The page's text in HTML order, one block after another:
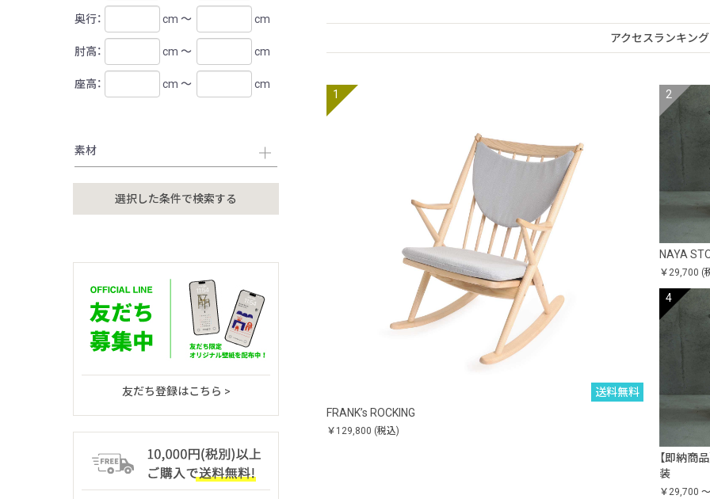
奥行： cm ～ cm
肘高： cm ～ cm
座高： cm ～ cm
素材
友だち登録はこちら >
アクセスランキング
送料無料
FRANK’s ROCKING
￥129,800 (税込)
NAYA
￥29,700 (
【即納商
装
￥29,700